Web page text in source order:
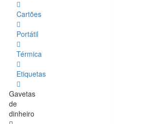
Cartões
Portátil
Térmica
Etiquetas
Gavetas
de
dinheiro